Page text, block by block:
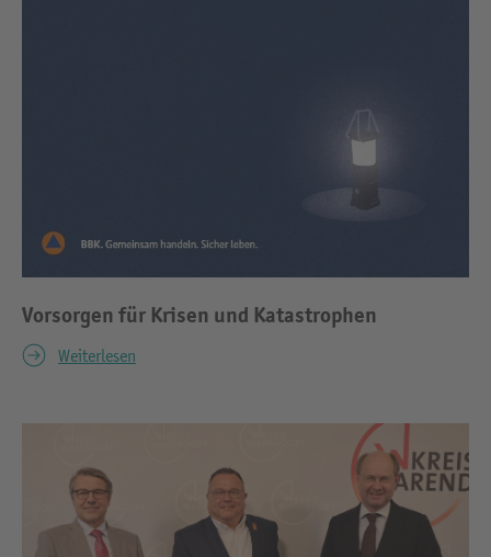
Vorsorgen für Krisen und Katastrophen
Weiterlesen